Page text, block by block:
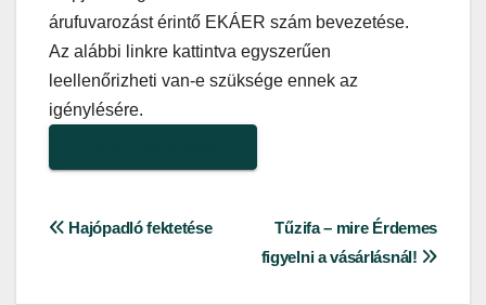
árufuvarozást érintő EKÁER szám bevezetése.
Az alábbi linkre kattintva egyszerűen
leellenőrizheti van-e szüksége ennek az
igénylésére.
Bejegyzés
Tűzifa – mire Érdemes
figyelni a vásárlásnál!
Hajópadló fektetése